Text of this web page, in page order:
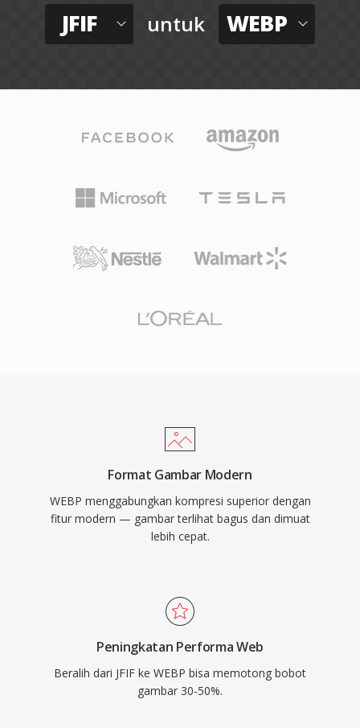
JFIF untuk WEBP
Format Gambar Modern
WEBP menggabungkan kompresi superior dengan
fitur modern — gambar terlihat bagus dan dimuat
lebih cepat.
Peningkatan Performa Web
Beralih dari JFIF ke WEBP bisa memotong bobot
gambar 30-50%.